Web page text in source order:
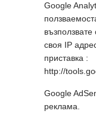
Google
своя IP
приставка :
http://
Google
реклама.